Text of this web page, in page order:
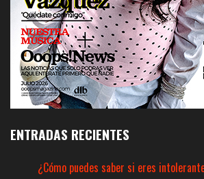
ENTRADAS RECIENTES
¿Cómo puedes saber si eres